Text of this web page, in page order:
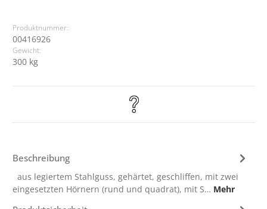
Produktnummer:
00416926
Gewicht:
300 kg
Beschreibung
aus legiertem Stahlguss, gehärtet, geschliffen, mit zwei
eingesetzten Hörnern (rund und quadrat), mit S… Mehr